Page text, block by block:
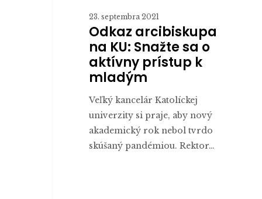
23. septembra 2021
Odkaz arcibiskupa
na KU: Snažte sa o
aktívny prístup k
mladým
Veľký kancelár Katolíckej
univerzity si praje, aby nový
akademický rok nebol tvrdo
skúšaný pandémiou. Rektor…